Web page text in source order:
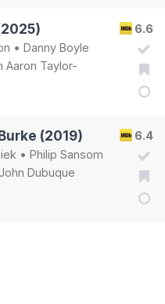
6.6
• Danny Boyle
Aaron Taylor-
6.4
(2019)
• Philip Sansom
Dubuque